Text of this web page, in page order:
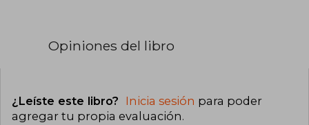
Opiniones del libro
¿Leíste este libro? Inicia sesión para poder
agregar tu propia evaluación.